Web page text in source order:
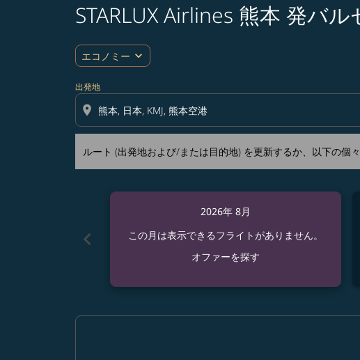
STARLUX Airlines 熊本 発バ
エコノミー expand_more
出発地
location_on
ルート (出発地および/または目的地) を更新するか、以下の個
ルート (出発地および/または目的地) を更新するか、以
chevron_left
2026年 8月
この月は表示できるフライトがありません。
オファーを探す